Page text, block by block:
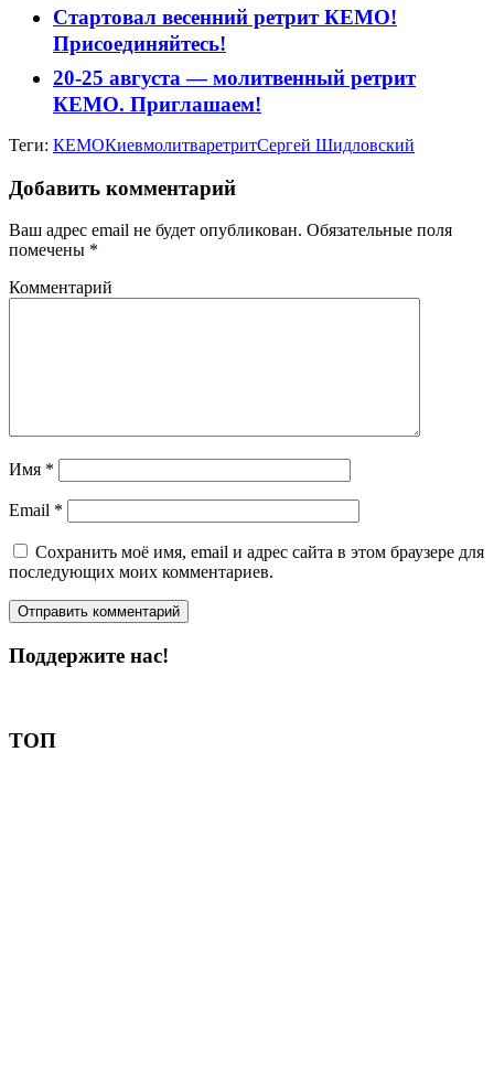
Стартовал весенний ретрит КЕМО!
Присоединяйтесь!
20-25 августа — молитвенный ретрит
КЕМО. Приглашаем!
Теги: КЕМОКиевмолитваретритСергей Шидловский
Добавить комментарий
Ваш адрес email не будет опубликован. Обязательные поля
помечены *
Комментарий
Имя *
Email *
Сохранить моё имя, email и адрес сайта в этом браузере для
последующих моих комментариев.
Поддержите нас!
ТОП